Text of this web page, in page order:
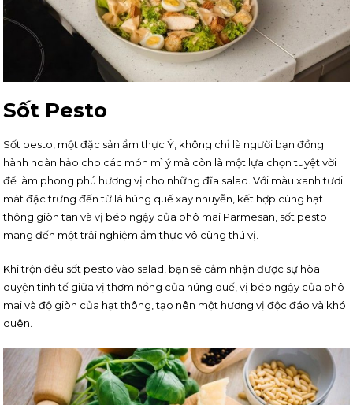
Sốt Pesto
Sốt pesto, một đặc sản ẩm thực Ý, không chỉ là người bạn đồng
hành hoàn hảo cho các món mì ý mà còn là một lựa chọn tuyệt vời
để làm phong phú hương vị cho những đĩa salad. Với màu xanh tươi
mát đặc trưng đến từ lá húng quế xay nhuyễn, kết hợp cùng hạt
thông giòn tan và vị béo ngậy của phô mai Parmesan, sốt pesto
mang đến một trải nghiệm ẩm thực vô cùng thú vị.
Khi trộn đều sốt pesto vào salad, bạn sẽ cảm nhận được sự hòa
quyện tinh tế giữa vị thơm nồng của húng quế, vị béo ngậy của phô
mai và độ giòn của hạt thông, tạo nên một hương vị độc đáo và khó
quên.